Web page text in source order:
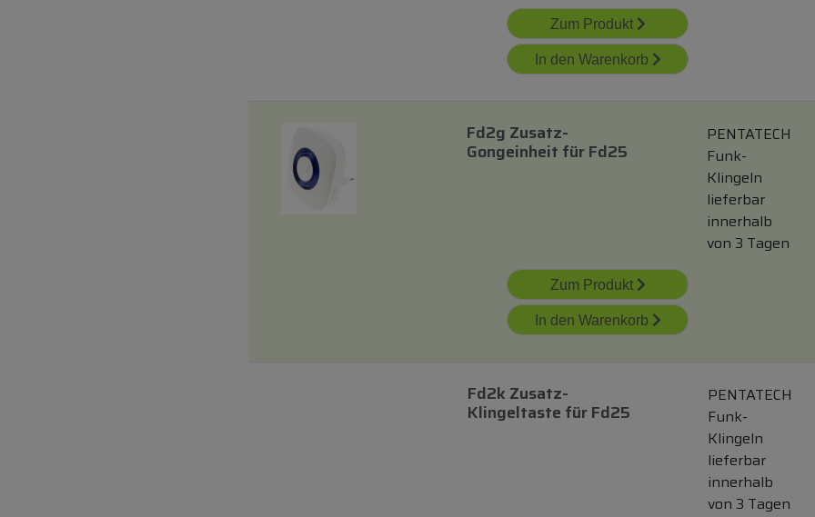
Zum Produkt
In den Warenkorb
Fd2g Zusatz-
Gongeinheit fürFd25
PENTATECH
Funk-
Klingeln
lieferbar
innerhalb
von 3 Tagen
Zum Produkt
In den Warenkorb
Fd2k Zusatz-
Klingeltaste fürFd25
PENTATECH
Funk-
Klingeln
lieferbar
innerhalb
von 3 Tagen